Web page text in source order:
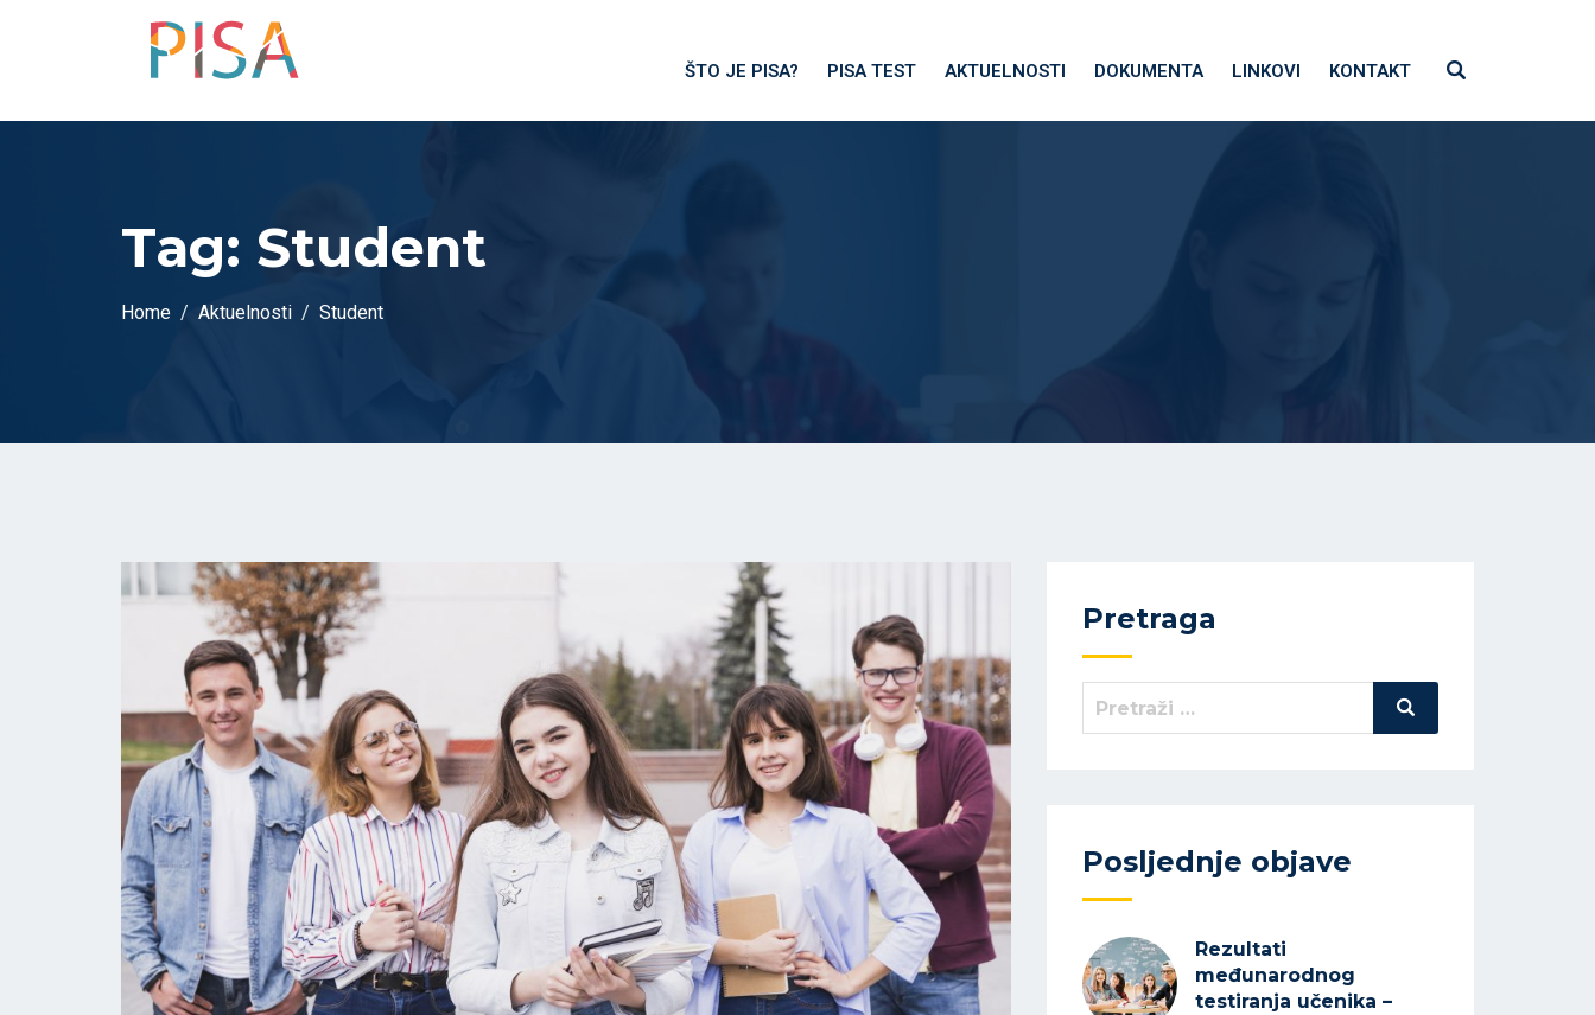
ŠTO JE PISA? PISA TEST AKTUELNOSTI DOKUMENTA LINKOVI KONTAKT
Tag: Student
Home Aktuelnosti Student
Pretraga
Search
Pretraži
Posljednje objave
Rezultati
međunarodnog
testiranja učenika –